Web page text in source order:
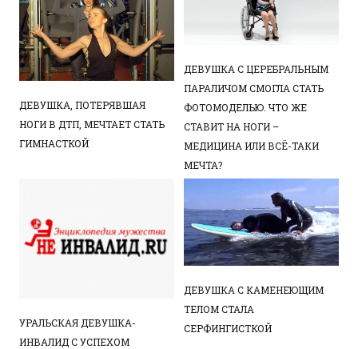
ДЕВУШКА, ПОТЕРЯВШАЯ
НОГИ В ДТП, МЕЧТАЕТ СТАТЬ
ГИМНАСТКОЙ
ДЕВУШКА С ЦЕРЕБРАЛЬНЫМ
ПАРАЛИЧОМ СМОГЛА СТАТЬ
ФОТОМОДЕЛЬЮ. ЧТО ЖЕ
СТАВИТ НА НОГИ –
МЕДИЦИНА ИЛИ ВСЁ-ТАКИ
МЕЧТА?
УРАЛЬСКАЯ ДЕВУШКА-
ИНВАЛИД С УСПЕХОМ
ДЕВУШКА С КАМЕНЕЮЩИМ
ТЕЛОМ СТАЛА
СЕРФИНГИСТКОЙ